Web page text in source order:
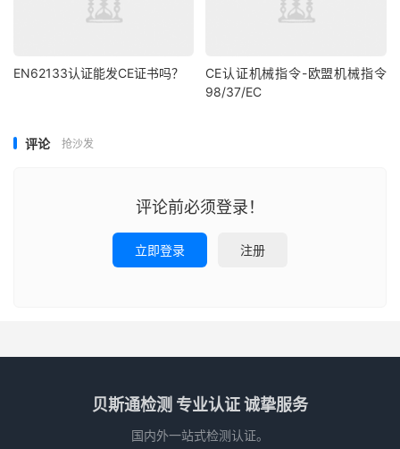
EN62133认证能发CE证书吗？
CE认证机械指令-欧盟机械指令
98/37/EC
评论 抢沙发
评论前必须登录！
立即登录 注册
贝斯通检测 专业认证 诚挚服务
国内外一站式检测认证。